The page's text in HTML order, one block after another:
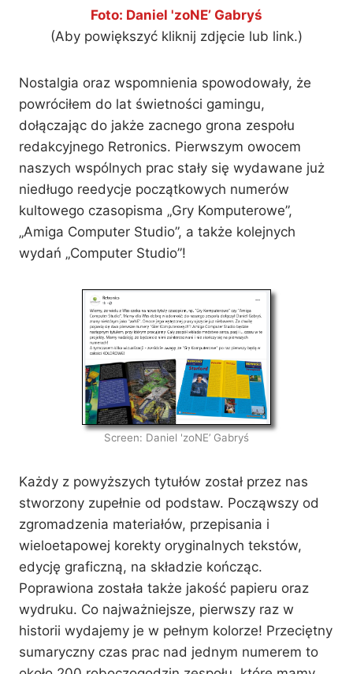
Foto: Daniel 'zoNE’ Gabryś
(Aby powiększyć kliknij zdjęcie lub link.)
Nostalgia oraz wspomnienia spowodowały, że
powróciłem do lat świetności gamingu,
dołączając do jakże zacnego grona zespołu
redakcyjnego Retronics. Pierwszym owocem
naszych wspólnych prac stały się wydawane już
niedługo reedycje początkowych numerów
kultowego czasopisma „Gry Komputerowe”,
„Amiga Computer Studio”, a także kolejnych
wydań „Computer Studio”!
Screen: Daniel 'zoNE’ Gabryś
Każdy z powyższych tytułów został przez nas
stworzony zupełnie od podstaw. Począwszy od
zgromadzenia materiałów, przepisania i
wieloetapowej korekty oryginalnych tekstów,
edycję graficzną, na składzie kończąc.
Poprawiona została także jakość papieru oraz
wydruku. Co najważniejsze, pierwszy raz w
historii wydajemy je w pełnym kolorze! Przeciętny
sumaryczny czas prac nad jednym numerem to